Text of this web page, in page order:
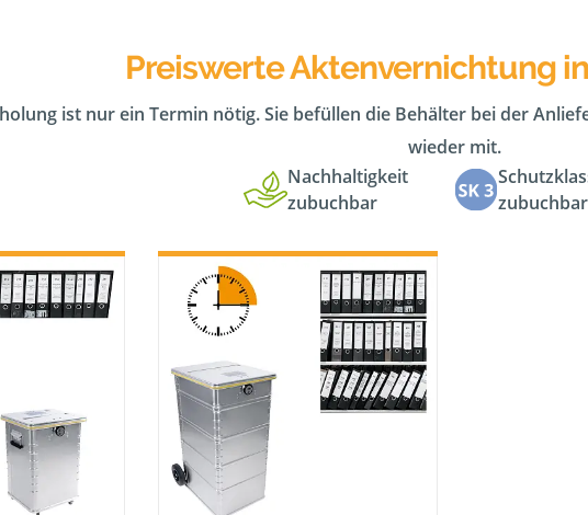
Preiswerte Aktenvernichtung
ist nur ein Termin nötig. Sie befüllen die Behälter bei der
wieder mit.
Nachhaltigkeit
zubuchbar
zubuchbar